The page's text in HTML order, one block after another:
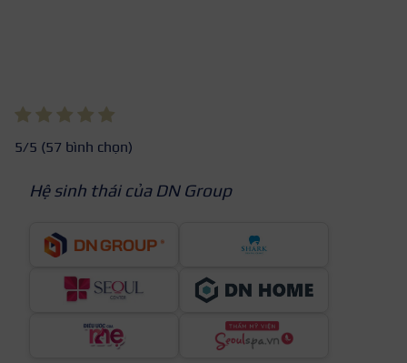
5/5 (57 bình chọn)
Hệ sinh thái của DN Group